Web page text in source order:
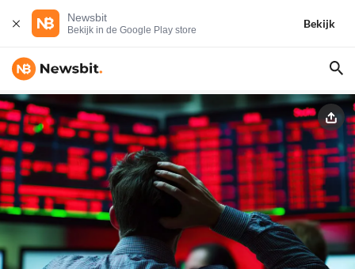
Newsbit
Bekijk in de Google Play store
Bekijk